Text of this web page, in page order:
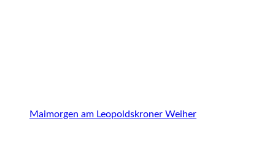
Maimorgen am Leopoldskroner Weiher